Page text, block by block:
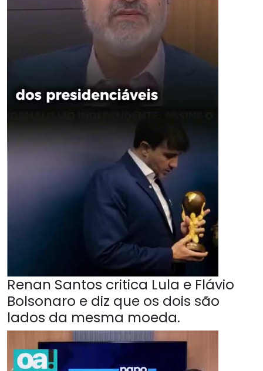
Renan Santos critica Lula e Flávio
Bolsonaro e diz que os dois são
lados da mesma moeda.